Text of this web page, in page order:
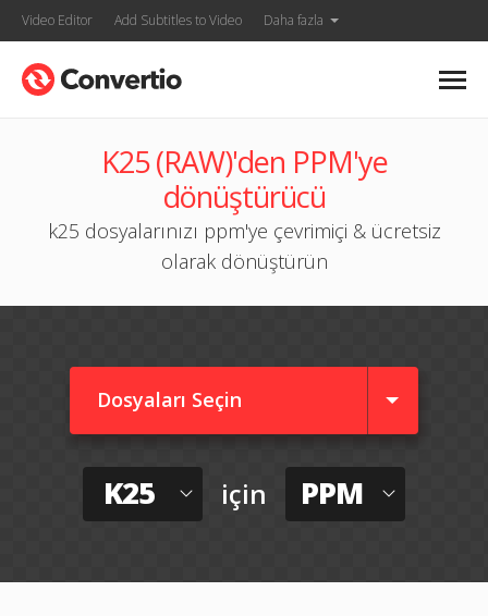
Video Editor Add Subtitles to Video Daha fazla
K25 (RAW)'den PPM'ye
dönüştürücü
k25 dosyalarınızı ppm'ye çevrimiçi & ücretsiz
olarak dönüştürün
Dosyaları Seçin
K25 için PPM